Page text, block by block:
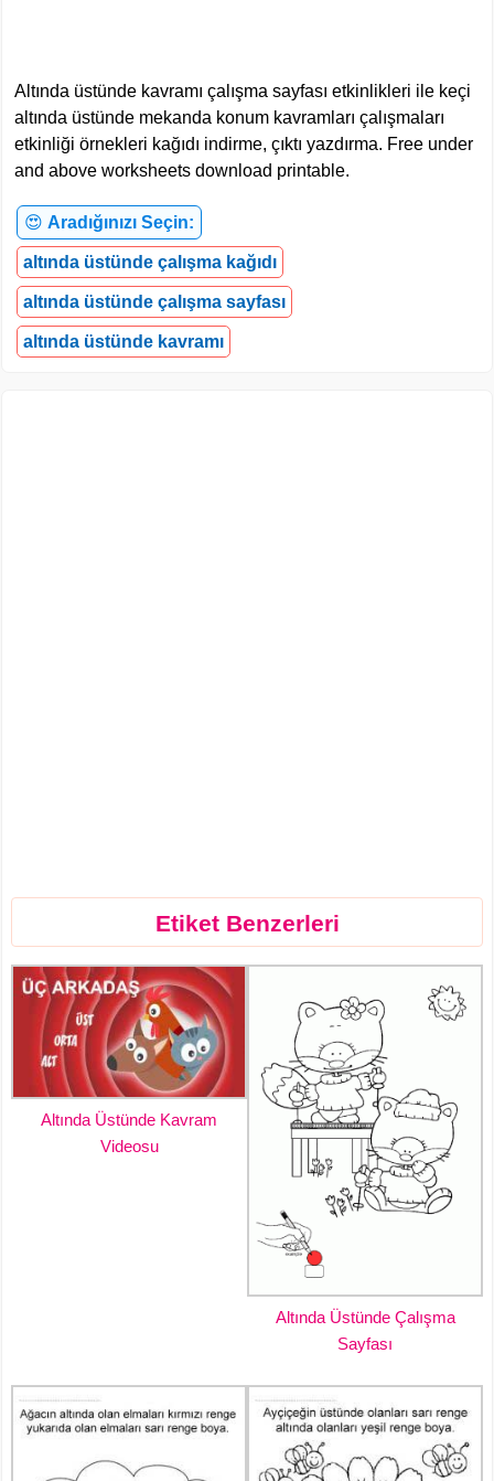
Altında üstünde kavramı çalışma sayfası etkinlikleri ile keçi
altında üstünde mekanda konum kavramları çalışmaları
etkinliği örnekleri kağıdı indirme, çıktı yazdırma. Free under
and above worksheets download printable.
😍 Aradığınızı Seçin:
altında üstünde çalışma kağıdı
altında üstünde çalışma sayfası
altında üstünde kavramı
Etiket Benzerleri
Altında Üstünde Kavram
Videosu
Altında Üstünde Çalışma
Sayfası